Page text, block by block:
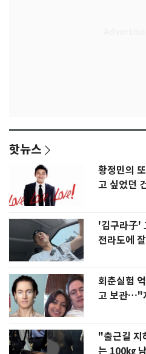
핫뉴스
황정민의
고 싶었던
'김구라子'
전라도에
회춘실험 억
고 보관…"
"출근길 지
는 100㎏